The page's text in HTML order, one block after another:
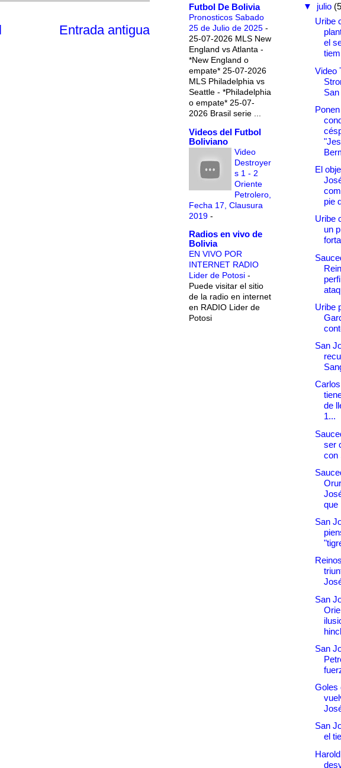
Entrada antigua
Futbol De Bolivia
Pronosticos Sabado
25 de Julio de 2025 -
25-07-2026 MLS New
England vs Atlanta -
*New England o
empate* 25-07-2026
MLS Philadelphia vs
Seattle - *Philadelphia
o empate* 25-07-
2026 Brasil serie ...
Videos del Futbol
Boliviano
Video
Destroyer
s 1 - 2
Oriente
Petrolero,
Fecha 17, Clausura
2019 -
Radios en vivo de
Bolivia
EN VIVO POR
INTERNET RADIO
Lider de Potosi -
Puede visitar el sitio
de la radio en internet
en RADIO Lider de
Potosi
▼ julio
Uribe
el
Video
El
pie
Uribe
un
Uribe
San
de
1...
ser
con
que
San
San
San
Goles
San
el